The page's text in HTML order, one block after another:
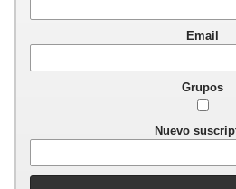
Email
Grupos
Nuevo